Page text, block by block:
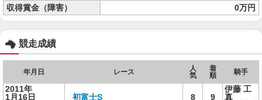
収得賞金（障害）
0万円
競走成績
年月日 レース
人
気
着
順
騎手
2011年
1月16日
初富士S 8 9
伊藤 工
真